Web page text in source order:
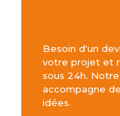
Besoin d'un
votre projet et
sous 24h.
accompagne
idées.